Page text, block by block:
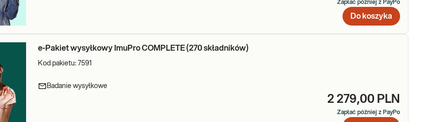
Zapłać później z PayPo
Do koszyka
e-Pakiet wysyłkowy ImuPro COMPLETE (270 składników)
Kod pakietu: 7591
Badanie wysyłkowe
2 279,00 PLN
Zapłać później z PayPo